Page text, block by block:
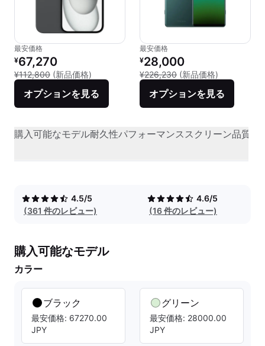
最安価格
リファービッシュ品の価格：
¥67,270
¥112,800 (新品価格) 新品との比較：¥112,800
オプションを見る
最安価格
リファービッシュ品の価格：
¥28,000
¥226,230 (新品価格)
オプションを見る
購入可能なモデル耐久性パフォーマンススクリーン品質
4.5/5
(361 件のレビュー)
4.6/5
(16 件のレビュー)
購入可能なモデル
カラー
ブラック
最安価格: 67270.00
JPY
グリーン
最安価格: 28000.00
JPY